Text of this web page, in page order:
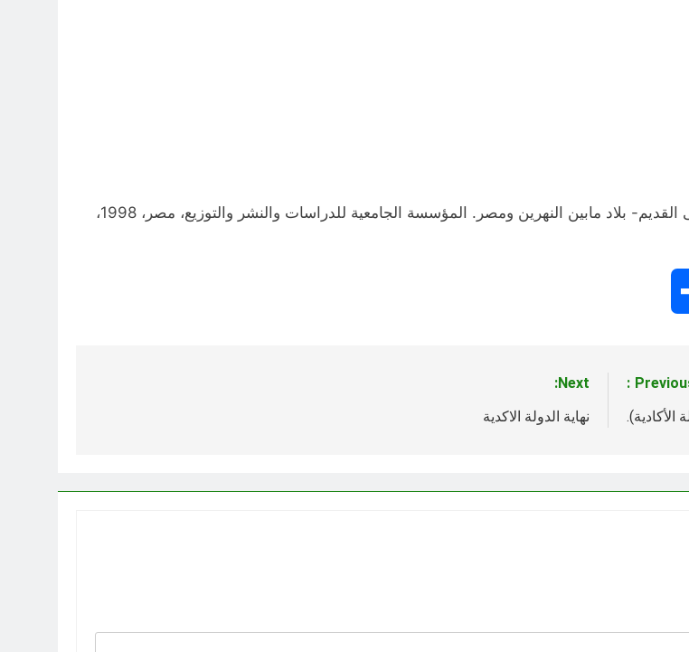
عمر محمد صبحي عبد الحي، الفكر السياسي وأساطير الشرق الأدنى القديم- بلاد مابين النهرين ومصر. المؤسسة الجامعية للدراسات والنشر والتوزيع، مصر، 1998،
Next:
نهاية الدولة الاكدية